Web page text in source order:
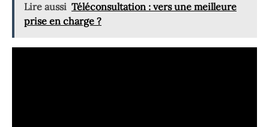
Lire aussi Téléconsultation : vers une meilleure
prise en charge ?